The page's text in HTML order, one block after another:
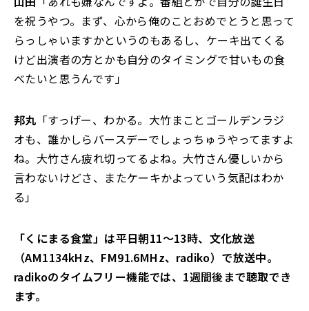
を祝うやつ。まず、心から俺のことおめでとうと思って
らっしゃいますかというのもあるし、ケーキ出てくる
けど出演者の方とかも自分のタイミングで甘いもの食
べたいと思うんです」
邦丸 「すっげー、わかる。大竹まことゴールデンラジ
オも、誰かしらバースデーでしょっちゅうやってますよ
ね。大竹さん疲れ切ってるよね。大竹さん優しいから
言わないけどさ、またケーキかよっていう気配はわか
る」
「くにまる食堂」は平日朝11～13時、文化放送
（AM1134kHz、FM91.6MHz、radiko）で放送中。
radikoのタイムフリー機能では、1週間後まで聴取でき
ます。